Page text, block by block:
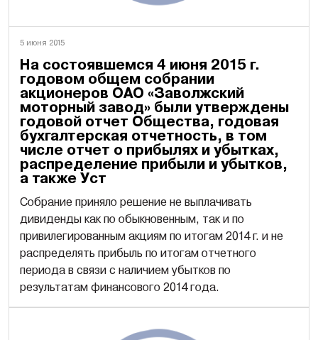
5 июня 2015
На состоявшемся 4 июня 2015 г.
годовом общем собрании
акционеров ОАО «Заволжский
моторный завод» были утверждены
годовой отчет Общества, годовая
бухгалтерская отчетность, в том
числе отчет о прибылях и убытках,
распределение прибыли и убытков,
а также Уст
Собрание приняло решение не выплачивать
дивиденды как по обыкновенным, так и по
привилегированным акциям по итогам 2014 г. и не
распределять прибыль по итогам отчетного
периода в связи с наличием убытков по
результатам финансового 2014 года.